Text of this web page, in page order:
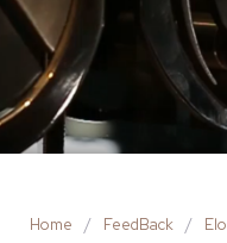
Home / FeedBack /